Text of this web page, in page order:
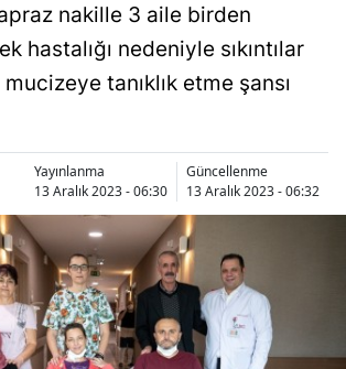
nakille 3 aile birden
hastalığı nedeniyle sıkıntılar
tanıklık etme şansı
Yayınlanma
13 Aralık 2023 - 06:30
Güncellenme
13 Aralık 2023 - 06:32